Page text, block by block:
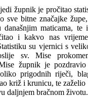
župnik je pročitao
sve bitne značajke
maticama, te
i kakvo nas
su vjernici s
sv. Mise
župnik je pozdravio
prigodnih riječi,
križ i krunicu, te
daljnjem bračnom životu.